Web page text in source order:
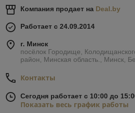
Компания продает на Deal.by
Работает с 24.09.2014
г. Минск
посёлок Городище,
район, Минская область., Минск,
Контакты
Сегодня работает с 10:00 до
Показать весь график работы